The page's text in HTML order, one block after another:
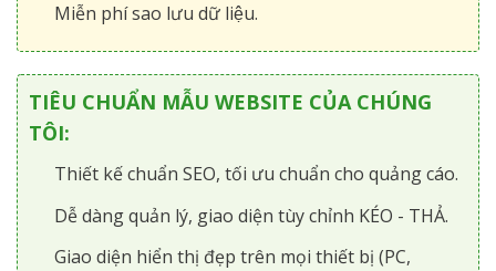
Miễn phí sao lưu dữ liệu.
TIÊU CHUẨN MẪU WEBSITE CỦA CHÚNG
TÔI:
Thiết kế chuẩn SEO, tối ưu chuẩn cho quảng cáo.
Dễ dàng quản lý, giao diện tùy chỉnh KÉO - THẢ.
Giao diện hiển thị đẹp trên mọi thiết bị (PC,